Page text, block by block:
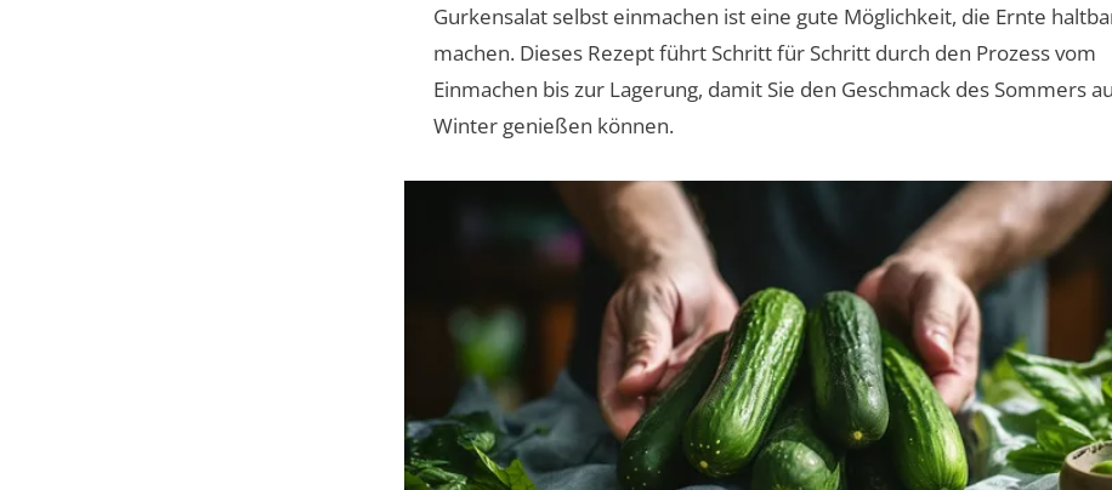
Gurkensalat selbst einmachen ist eine gute Möglichkeit, die Ernte
machen. Dieses Rezept führt Schritt für Schritt durch den Prozess vom
Einmachen bis zur Lagerung, damit Sie den Geschmack des Sommers
Winter genießen können.